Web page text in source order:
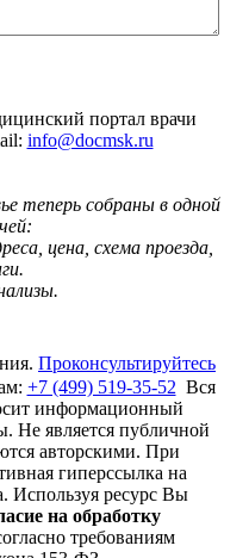
портал врачи
info@docmsk.ru
теперь собраны в одной
цена, схема проезда,
Проконсультируйтесь
+7 (499) 519-35-52 Вся
информационный
Не является публичной
авторскими. При
гиперссылка на
Используя ресурс Вы
на обработку
требованиям